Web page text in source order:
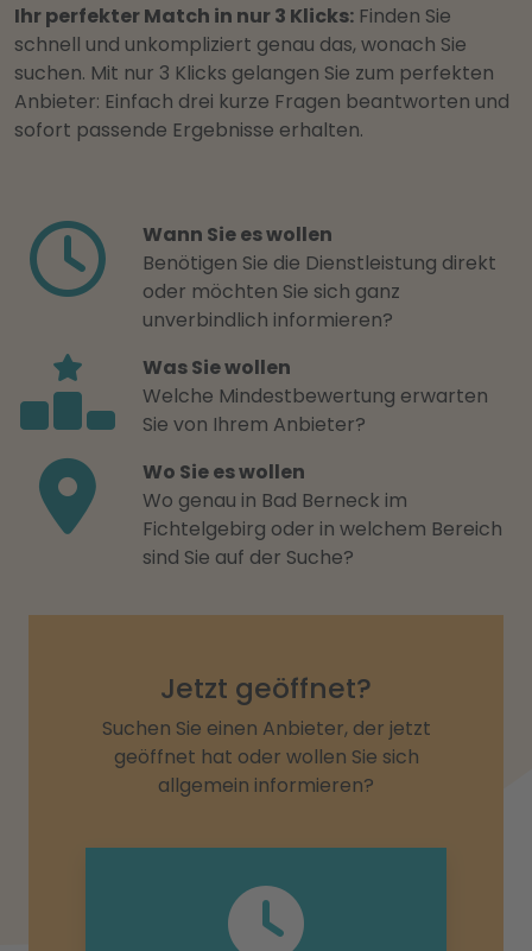
Ihr perfekter Match in nur 3 Klicks: Finden Sie
schnell und unkompliziert genau das, wonach Sie
suchen. Mit nur 3 Klicks gelangen Sie zum perfekten
Anbieter: Einfach drei kurze Fragen beantworten und
sofort passende Ergebnisse erhalten.
Wann Sie es wollen
Benötigen Sie die Dienstleistung direkt
oder möchten Sie sich ganz
unverbindlich informieren?
Was Sie wollen
Welche Mindestbewertung erwarten
Sie von Ihrem Anbieter?
Wo Sie es wollen
Wo genau in Bad Berneck im
Fichtelgebirg oder in welchem Bereich
sind Sie auf der Suche?
Jetzt geöffnet?
Suchen Sie einen Anbieter, der jetzt
geöffnet hat oder wollen Sie sich
allgemein informieren?